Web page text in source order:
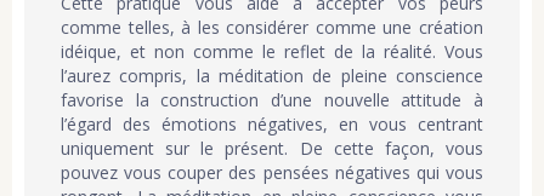
comme telles, à les considérer comme une création
idéique, et non comme le reflet de la réalité. Vous
l’aurez compris, la méditation de pleine conscience
favorise la construction d’une nouvelle attitude à
l’égard des émotions négatives, en vous centrant
uniquement sur le présent. De cette façon, vous
pouvez vous couper des pensées négatives qui vous